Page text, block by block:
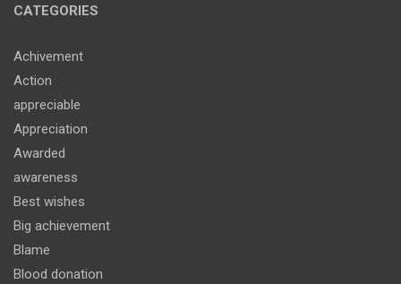
CATEGORIES
Achivement
Action
appreciable
Appreciation
Awarded
awareness
Best wishes
Big achievement
Blame
Blood donation